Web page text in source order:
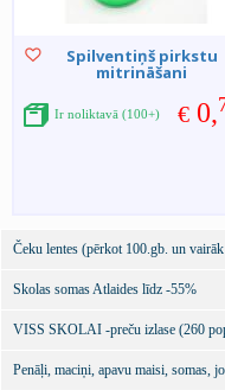
Spilventiņš pirkstu
mitrināšani
€ 0,
Ir noliktavā (100+)
Čeku lentes (pērkot 100.gb. un
Skolas somas Atlaides līdz -55%
VISS SKOLAI -preču izlase (260
Penāļi, maciņi, apavu maisi, somas,